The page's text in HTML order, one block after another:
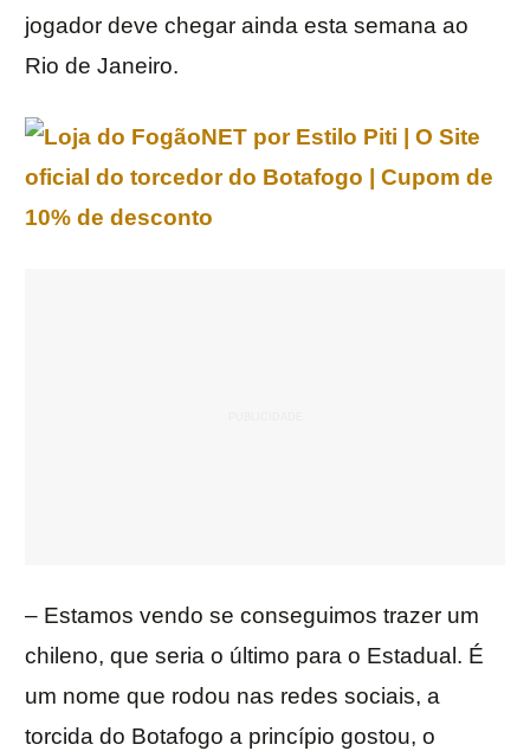
jogador deve chegar ainda esta semana ao
Rio de Janeiro.
– Estamos vendo se conseguimos trazer um
chileno, que seria o último para o Estadual. É
um nome que rodou nas redes sociais, a
torcida do Botafogo a princípio gostou, o